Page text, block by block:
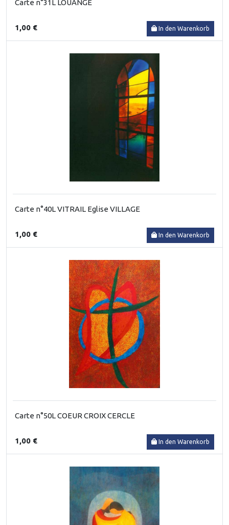
Carte n°31L LOUANGE
1,00 € In den Warenkorb
Carte n°40L VITRAIL Eglise VILLAGE
1,00 € In den Warenkorb
Carte n°50L COEUR CROIX CERCLE
1,00 € In den Warenkorb